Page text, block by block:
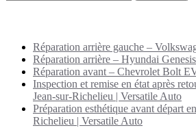
Réparation arrière gauche –
Réparation arrière – Hyundai
Réparation avant – Chevrolet Bolt
Inspection et remise en état après
Jean-sur-Richelieu | Versatile Auto
Préparation esthétique avant départ
Richelieu | Versatile Auto